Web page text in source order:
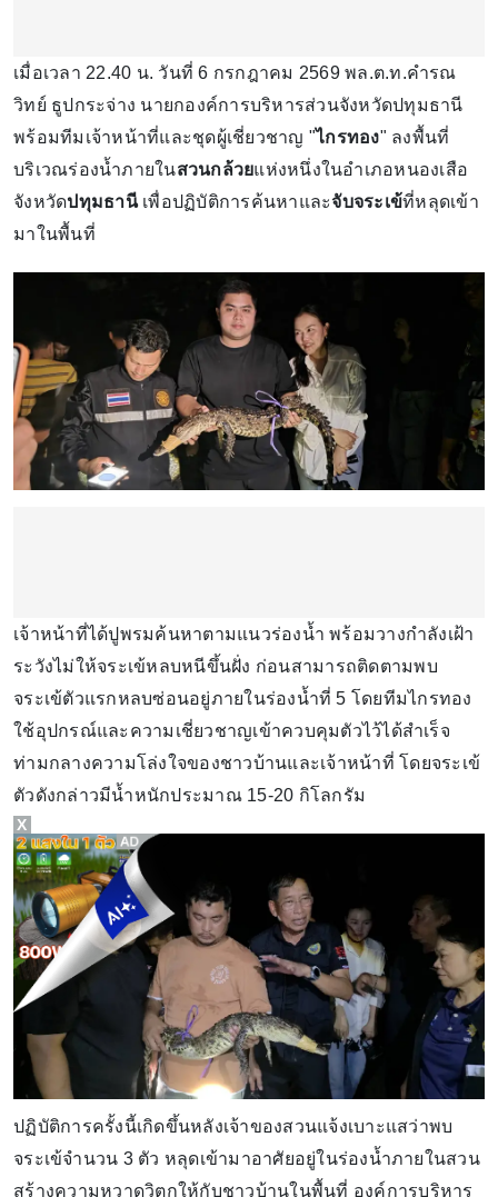
เมื่อเวลา 22.40 น. วันที่ 6 กรกฎาคม 2569 พล.ต.ท.คำรณ
วิทย์ ธูปกระจ่าง นายกองค์การบริหารส่วนจังหวัดปทุมธานี
พร้อมทีมเจ้าหน้าที่และชุดผู้เชี่ยวชาญ "ไกรทอง" ลงพื้นที่
บริเวณร่องน้ำภายในสวนกล้วยแห่งหนึ่งในอำเภอหนองเสือ
จังหวัดปทุมธานีเพื่อปฏิบัติการค้นหาและจับจระเข้ที่หลุดเข้า
มาในพื้นที่
เจ้าหน้าที่ได้ปูพรมค้นหาตามแนวร่องน้ำ พร้อมวางกำลังเฝ้า
ระวังไม่ให้จระเข้หลบหนีขึ้นฝั่ง ก่อนสามารถติดตามพบ
จระเข้ตัวแรกหลบซ่อนอยู่ภายในร่องน้ำที่ 5 โดยทีมไกรทอง
ใช้อุปกรณ์และความเชี่ยวชาญเข้าควบคุมตัวไว้ได้สำเร็จ
ท่ามกลางความโล่งใจของชาวบ้านและเจ้าหน้าที่ โดยจระเข้
ตัวดังกล่าวมีน้ำหนักประมาณ 15-20 กิโลกรัม
ปฏิบัติการครั้งนี้เกิดขึ้นหลังเจ้าของสวนแจ้งเบาะแสว่าพบ
จระเข้จำนวน 3 ตัว หลุดเข้ามาอาศัยอยู่ในร่องน้ำภายในสวน
สร้างความหวาดวิตกให้กับชาวบ้านในพื้นที่ องค์การบริหาร
X